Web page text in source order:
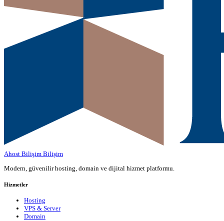
Ahost Bilişim Bilişim
Modern, güvenilir hosting, domain ve dijital hizmet platformu.
Hizmetler
Hosting
VPS & Server
Domain